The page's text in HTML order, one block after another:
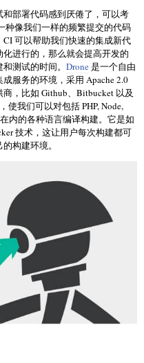
部署代码感到厌倦了，可以考
种像我们一样的频繁提交的代码
可以帮助我们快速的集成新代
进行的，那么就会提高开发的
测试的时间。 Drone是一个自由
服务的环境，采用 Apache 2.0
，比如 Github、Bitbucket 以及
使我们可以对包括 PHP, Node,
在内的各种语言编译构建。它是如
技术，这让用户每次构建都可
构建环境。